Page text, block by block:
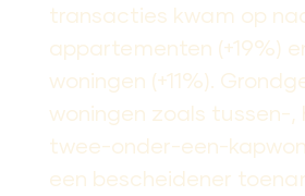
transacties kwam op
appartementen (+19%)
woningen (+11%).
woningen zoals tussen-,
twee-onder-een-
een bescheidener